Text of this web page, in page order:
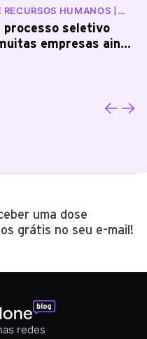
HUMANOS |
processo seletivo
empresas ainda
uma dose
grátis no seu e-mail!
redes